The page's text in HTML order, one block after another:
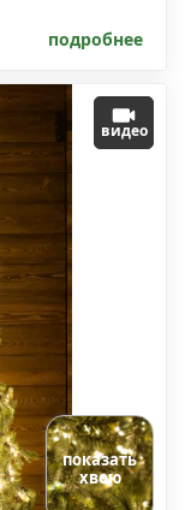
подробнее
видео
показать
хвою